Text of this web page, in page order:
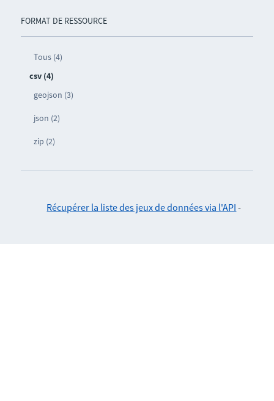
FORMAT DE RESSOURCE
Tous (4)
csv (4)
geojson (3)
json (2)
zip (2)
Récupérer la liste des jeux de données via l'API -